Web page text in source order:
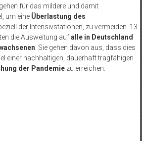
für das mildere und damit
um eine Überlastung des
der Intensivstationen, zu vermeiden. 13
die Ausweitung aufalle in Deutschland
. Sie gehen davon aus, dass dies
einer nachhaltigen, dauerhaft tragfähigen
der Pandemiezu erreichen.